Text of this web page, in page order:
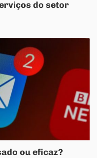
do setor
ou eficaz?